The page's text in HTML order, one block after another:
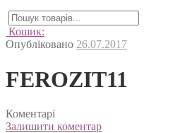
Кошик:
Опубліковано 26.07.2017
FEROZIT11
Коментарі
Залишити коментар